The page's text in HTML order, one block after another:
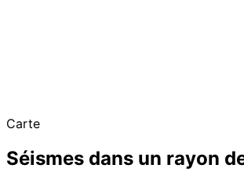
Carte
Séismes dans un rayon